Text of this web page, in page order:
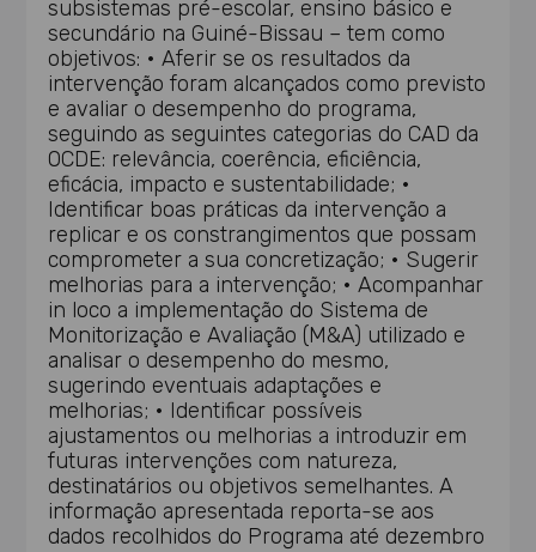
subsistemas pré-escolar, ensino básico e
secundário na Guiné-Bissau – tem como
objetivos: • Aferir se os resultados da
intervenção foram alcançados como previsto
e avaliar o desempenho do programa,
seguindo as seguintes categorias do CAD da
OCDE: relevância, coerência, eficiência,
eficácia, impacto e sustentabilidade; •
Identificar boas práticas da intervenção a
replicar e os constrangimentos que possam
comprometer a sua concretização; • Sugerir
melhorias para a intervenção; • Acompanhar
in loco a implementação do Sistema de
Monitorização e Avaliação (M&A) utilizado e
analisar o desempenho do mesmo,
sugerindo eventuais adaptações e
melhorias; • Identificar possíveis
ajustamentos ou melhorias a introduzir em
futuras intervenções com natureza,
destinatários ou objetivos semelhantes. A
informação apresentada reporta-se aos
dados recolhidos do Programa até dezembro